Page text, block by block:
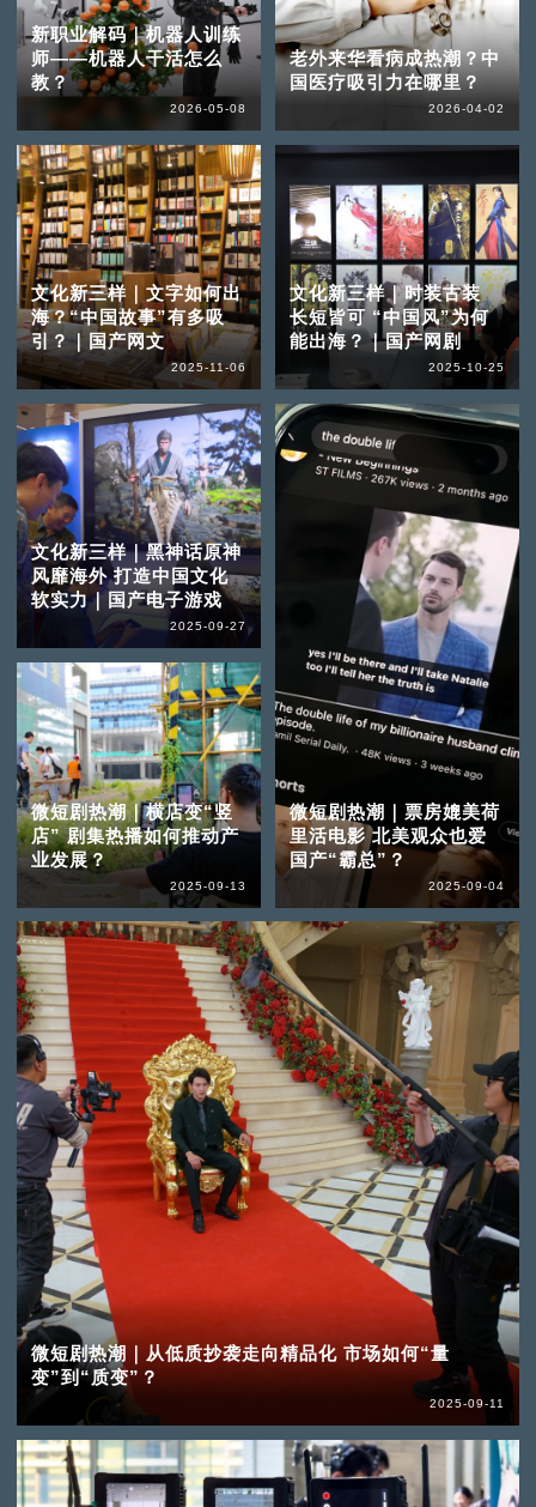
新职业解码｜机器人训练
师——机器人干活怎么
教？
2026-05-08
老外来华看病成热潮？中
国医疗吸引力在哪里？
2026-04-02
文化新三样｜文字如何出
海？“中国故事”有多吸
引？｜国产网文
2025-11-06
文化新三样｜时装古装
长短皆可 “中国风”为何
能出海？｜国产网剧
2025-10-25
文化新三样｜黑神话原神
风靡海外 打造中国文化
软实力｜国产电子游戏
2025-09-27
微短剧热潮｜横店变“竖
店” 剧集热播如何推动产
业发展？
2025-09-13
微短剧热潮｜从低质抄袭走向精品化 市场如何“量
变”到“质变”？
2025-09-11
微短剧热潮｜票房媲美荷
里活电影 北美观众也爱
国产“霸总”？
2025-09-04